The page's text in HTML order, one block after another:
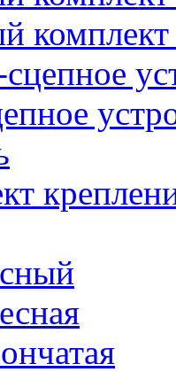
комплект